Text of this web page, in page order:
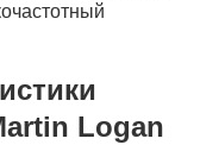
Logan